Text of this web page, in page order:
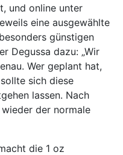
und online unter
eine ausgewählte
günstigen
Degussa dazu: „Wir
Wer geplant hat,
sich diese
lassen. Nach
der normale
die 1 oz